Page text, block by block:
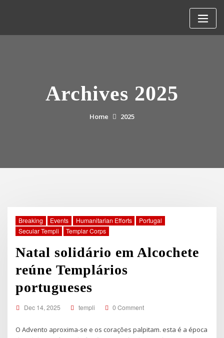
Archives 2025
Home 2025
Breaking Events Humanitarian Efforts
Portugal
Secular Templi
Templar Corps
Natal solidário em Alcochete
reúne Templários
portugueses
Dec 14, 2025 templi 0 Comment
O Advento aproxima-se e os corações palpitam. esta é a época